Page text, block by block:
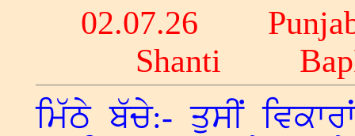
02.07.26
Shanti
ਮਿੱਠੇ ਬੱਚੇ:- ਤੁਸੀਂ